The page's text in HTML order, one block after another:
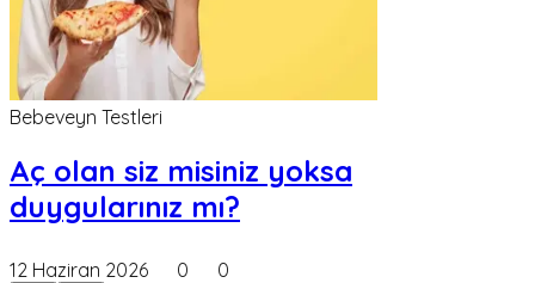
Bebeveyn Testleri
Aç olan siz misiniz yoksa
duygularınız mı?
12 Haziran 2026 0 0